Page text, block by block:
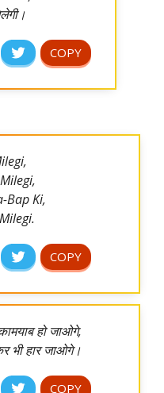
Bap Ki,
हो जाओगे,
भी हार जाओगे।